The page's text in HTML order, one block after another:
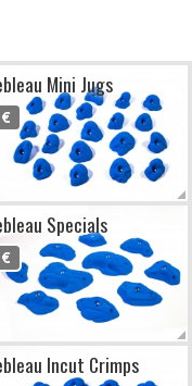
Mini Jugs
Specials
Incut Crimps